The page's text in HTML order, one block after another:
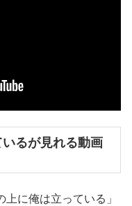
るが見れる動画
に俺は立っている」